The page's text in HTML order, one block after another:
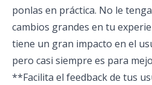
ponlas en práctica. No le
cambios grandes en tu
tiene un gran impacto en el
pero casi siempre es para
**Facilita el feedback de tus